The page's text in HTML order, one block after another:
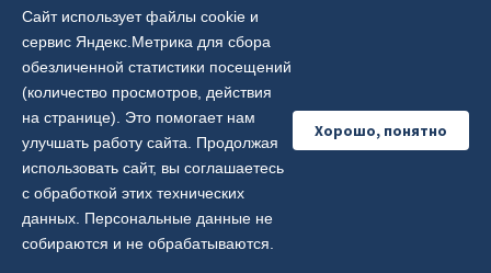
- среди 2% самых
цитируемых исследователей
мира!
Опубликовано: 25 сентября 2025
Сайт использует файлы cookie и
сервис Яндекс.Метрика для сбора
обезличенной статистики посещений
(количество просмотров, действия
на странице). Это помогает нам
улучшать работу сайта. Продолжая
использовать сайт, вы соглашаетесь
с обработкой этих технических
данных. Персональные данные не
собираются и не обрабатываются.
Хорошо, понятно